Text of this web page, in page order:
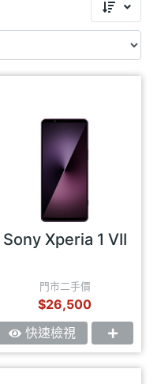
Sony Xperia 1 VII
門市二手價
$26,500
快速檢視